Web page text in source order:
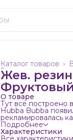
Каталог товаров ›
Главная
Жев.
О товаре
Тут всё построено
Hubba Bubba
рекламировалась
больших пузырей.
возвращается с
Подробнее
Характеристики